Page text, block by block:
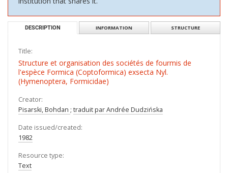
DESCRIPTION INFORMATION STRUCTURE
Title:
Structure et organisation des sociétés de fourmis de
l'espèce Formica (Coptoformica) exsecta Nyl.
(Hymenoptera, Formicidae)
Creator:
Pisarski, Bohdan ; traduit par Andrée Dudzińska
Date issued/created:
1982
Resource type:
Text